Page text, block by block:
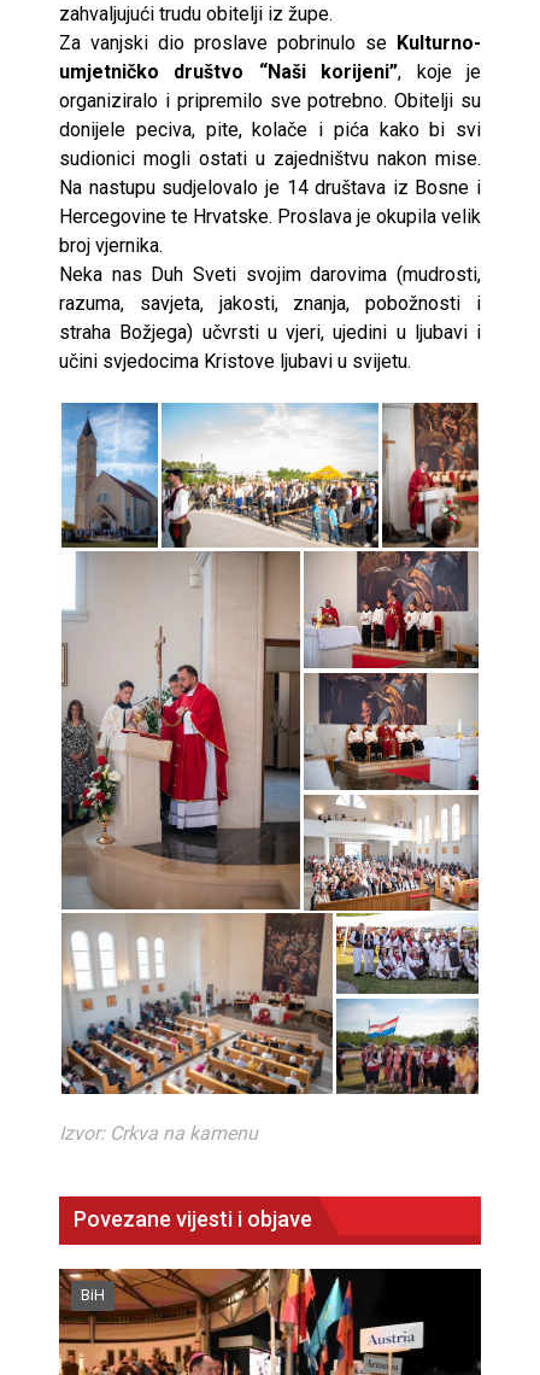
zahvaljujući trudu obitelji iz župe.
Za vanjski dio proslave pobrinulo se Kulturno-
umjetničko društvo “Naši korijeni”, koje je
organiziralo i pripremilo sve potrebno. Obitelji su
donijele peciva, pite, kolače i pića kako bi svi
sudionici mogli ostati u zajedništvu nakon mise.
Na nastupu sudjelovalo je 14 društava iz Bosne i
Hercegovine te Hrvatske. Proslava je okupila velik
broj vjernika.
Neka nas Duh Sveti svojim darovima (mudrosti,
razuma, savjeta, jakosti, znanja, pobožnosti i
straha Božjega) učvrsti u vjeri, ujedini u ljubavi i
učini svjedocima Kristove ljubavi u svijetu.
Izvor: Crkva na kamenu
Povezane vijesti i objave
BiH